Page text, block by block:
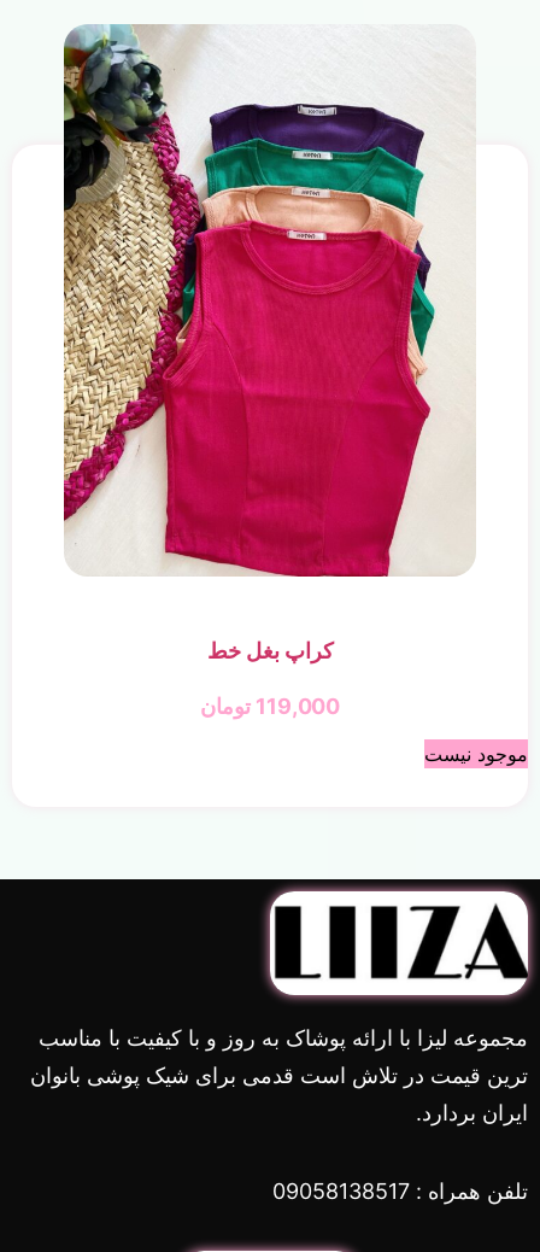
کراپ بغل خط
119,000 تومان
موجود نیست
مجموعه لیزا با ارائه پوشاک به روز و با کیفیت با مناسب
ترین قیمت در تلاش است قدمی برای شیک پوشی بانوان
ایران بردارد.
تلفن همراه : 09058138517